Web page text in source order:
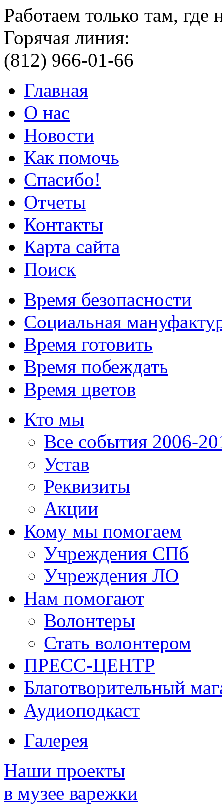
Работаем только там,
Горячая линия:
(812) 966-01-66
Главная
О нас
Новости
Как помочь
Спасибо!
Отчеты
Контакты
Карта сайта
Поиск
Время безопасности
Социальная
Время готовить
Время побеждать
Время цветов
Кто мы
Все события 2006-
Устав
Реквизиты
Акции
Кому мы помогаем
Учреждения СПб
Учреждения ЛО
Нам помогают
Волонтеры
Стать волонтером
ПРЕСС-ЦЕНТР
Благотворительный
Аудиоподкаст
Галерея
Наши проекты
в музее варежки